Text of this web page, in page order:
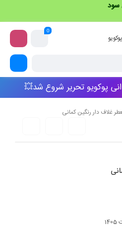
سود
0
پوکویو تحریر شروع شد💥
غلاف دار رنگین کمانی